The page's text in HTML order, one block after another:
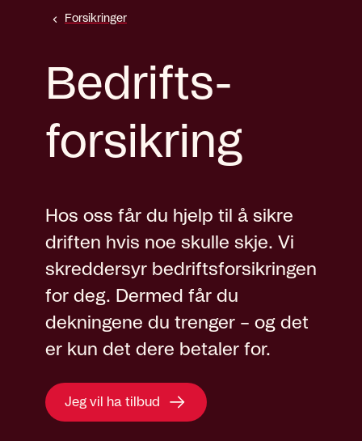
Forsikringer
Bedrifts­
forsikring
Hos oss får du hjelp til å sikre
driften hvis noe skulle skje. Vi
skreddersyr bedriftsforsikringen
for deg. Dermed får du
dekningene du trenger – og det
er kun det dere betaler for.
Jeg vil ha tilbud